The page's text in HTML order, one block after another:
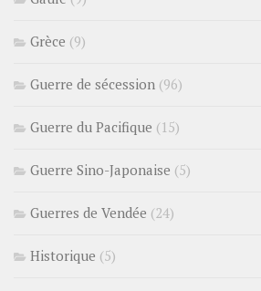
Grèce (9)
Guerre de sécession (96)
Guerre du Pacifique (15)
Guerre Sino-Japonaise (5)
Guerres de Vendée (24)
Historique (5)